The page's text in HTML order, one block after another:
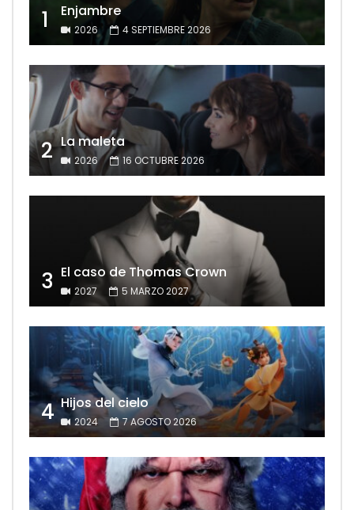
1 Enjambre
2026 4 SEPTIEMBRE 2026
2 La maleta
2026 16 OCTUBRE 2026
3 El caso de Thomas Crown
2027 5 MARZO 2027
4 Hijos del cielo
2024 7 AGOSTO 2026